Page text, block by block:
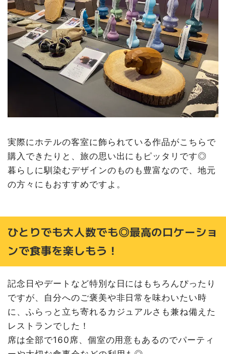
実際にホテルの客室に飾られている作品がこちらで
購入できたりと、旅の思い出にもピッタリです◎
暮らしに馴染むデザインのものも豊富なので、地元
の方々にもおすすめですよ。
ひとりでも大人数でも◎最高のロケーショ
ンで食事を楽しもう！
記念日やデートなど特別な日にはもちろんぴったり
ですが、自分へのご褒美や非日常を味わいたい時
に、ふらっと立ち寄れるカジュアルさも兼ね備えた
レストランでした！
席は全部で160席、個室の用意もあるのでパーティ